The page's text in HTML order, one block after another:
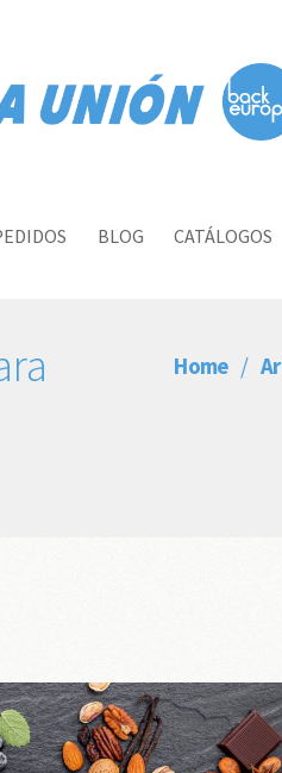
BLOG CATÁLOGOS
Home